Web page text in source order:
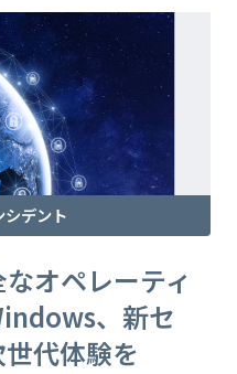
シデント
なオペレーティ
、新セ
代体験を